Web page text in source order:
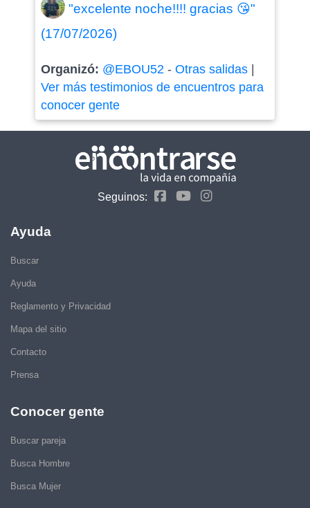
"excelente noche!!!! gracias 😘"
(17/07/2026)
Organizó: @EBOU52- Otras salidas|
Ver más testimonios de encuentros para
conocer gente
Seguinos:
Ayuda
Buscar
Ayuda
Reglamento y Privacidad
Mapa del sitio
Contacto
Prensa
Conocer gente
Buscar pareja
Busca Hombre
Busca Mujer